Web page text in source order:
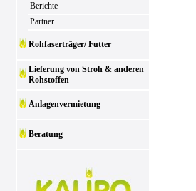
Berichte
Partner
Rohfaserträger/ Futter
Lieferung von Stroh & anderen
Rohstoffen
Anlagenvermietung
Beratung